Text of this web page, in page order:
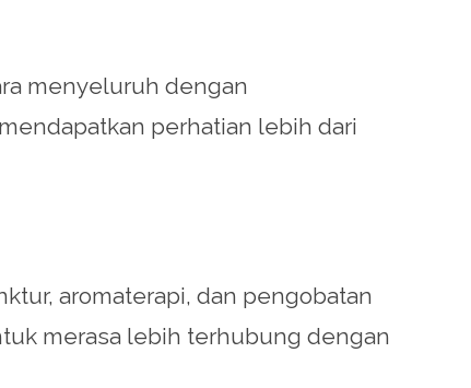
menyeluruh dengan
perhatian lebih dari
aromaterapi, dan pengobatan
merasa lebih terhubung dengan